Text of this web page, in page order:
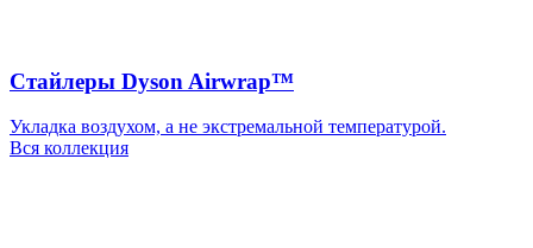
Стайлеры Dyson Airwrap™
Укладка воздухом, а не экстремальной температурой.
Вся коллекция